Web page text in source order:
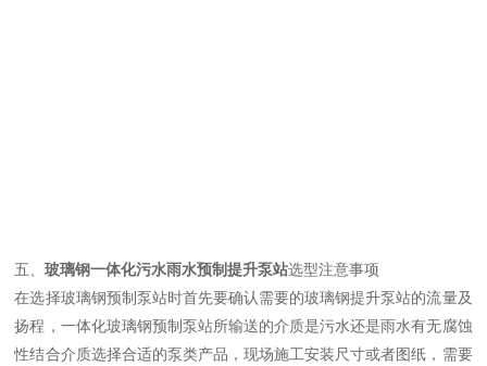
五、玻璃钢一体化污水雨水预制提升泵站选型注意事项
在选择玻璃钢预制泵站时首先要确认需要的玻璃钢提升泵站的流量及
扬程，一体化玻璃钢预制泵站所输送的介质是污水还是雨水有无腐蚀
性结合介质选择合适的泵类产品，现场施工安装尺寸或者图纸，需要